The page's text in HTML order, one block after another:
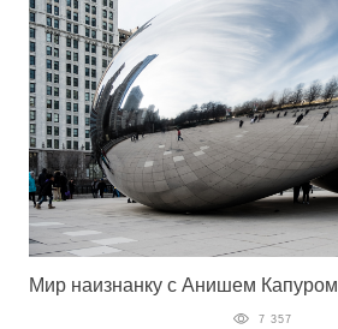
Мир наизнанку с Анишем Капуром
7 357